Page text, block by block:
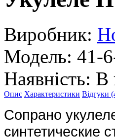
Виробник:
Модель: 41-
Наявність: В
Опис Характеристики Відгуки
Сопрано
синтетические